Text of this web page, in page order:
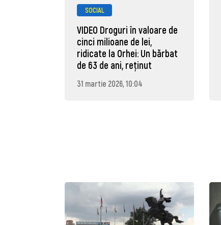
SOCIAL
VIDEO Droguri în valoare de
cinci milioane de lei,
ridicate la Orhei: Un bărbat
de 63 de ani, reţinut
31 martie 2026, 10:04